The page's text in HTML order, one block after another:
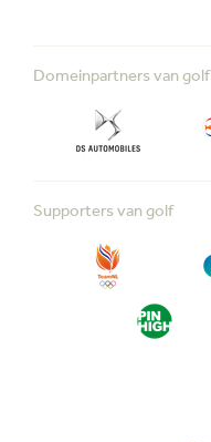
Domeinpartners van golf
Supporters van golf